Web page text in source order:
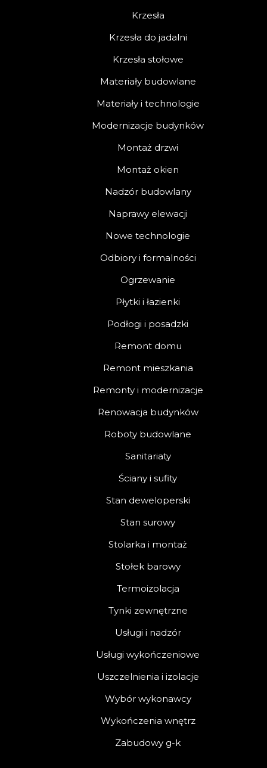
Krzesła
Krzesła do jadalni
Krzesła stołowe
Materiały budowlane
Materiały i technologie
Modernizacje budynków
Montaż drzwi
Montaż okien
Nadzór budowlany
Naprawy elewacji
Nowe technologie
Odbiory i formalności
Ogrzewanie
Płytki i łazienki
Podłogi i posadzki
Remont domu
Remont mieszkania
Remonty i modernizacje
Renowacja budynków
Roboty budowlane
Sanitariaty
Ściany i sufity
Stan deweloperski
Stan surowy
Stolarka i montaż
Stołek barowy
Termoizolacja
Tynki zewnętrzne
Usługi i nadzór
Usługi wykończeniowe
Uszczelnienia i izolacje
Wybór wykonawcy
Wykończenia wnętrz
Zabudowy g-k